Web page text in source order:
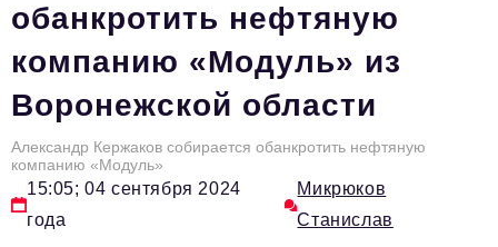
Юридический практикум
Стиль жизни
Туризм
Импортозамещение
ОПК
Эксперты
обанкротить нефтяную
компанию «Модуль» из
Воронежской области
Александр Кержаков собирается обанкротить нефтяную
компанию «Модуль»
15:05; 04 сентября 2024
года
Микрюков
Станислав